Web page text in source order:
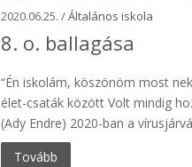
2020.06.25. /Általános iskola
8. o. ballagása
“Én iskolám, köszönöm most
élet-csaták között Volt mindig
(Ady Endre) 2020-ban a
Tovább